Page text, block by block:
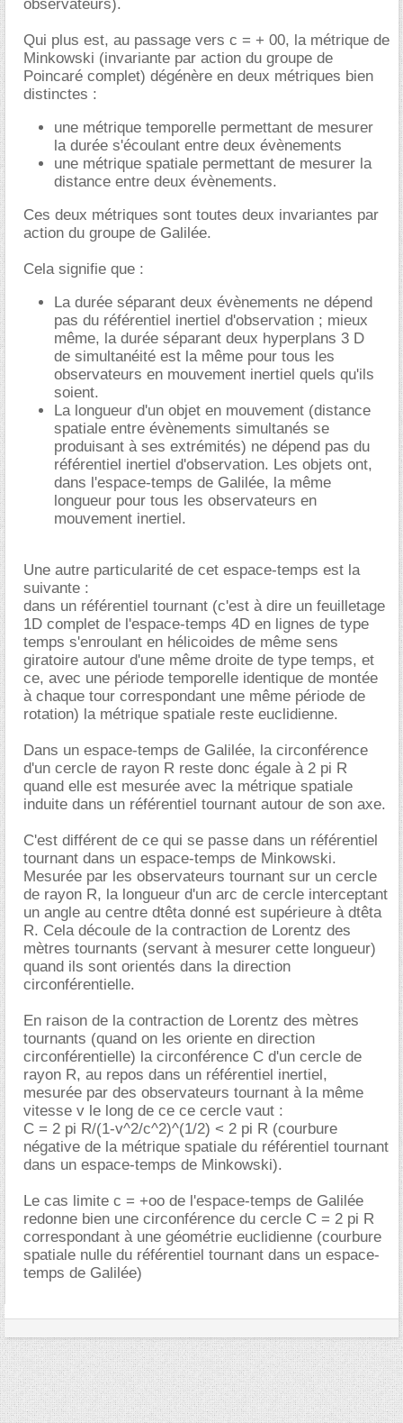
observateurs).
Qui plus est, au passage vers c = + 00, la métrique de
Minkowski (invariante par action du groupe de
Poincaré complet) dégénère en deux métriques bien
distinctes :
une métrique temporelle permettant de mesurer
la durée s'écoulant entre deux évènements
une métrique spatiale permettant de mesurer la
distance entre deux évènements.
Ces deux métriques sont toutes deux invariantes par
action du groupe de Galilée.
Cela signifie que :
La durée séparant deux évènements ne dépend
pas du référentiel inertiel d'observation ; mieux
même, la durée séparant deux hyperplans 3 D
de simultanéité est la même pour tous les
observateurs en mouvement inertiel quels qu'ils
soient.
La longueur d'un objet en mouvement (distance
spatiale entre évènements simultanés se
produisant à ses extrémités) ne dépend pas du
référentiel inertiel d'observation. Les objets ont,
dans l'espace-temps de Galilée, la même
longueur pour tous les observateurs en
mouvement inertiel.
Une autre particularité de cet espace-temps est la
suivante :
dans un référentiel tournant (c'est à dire un feuilletage
1D complet de l'espace-temps 4D en lignes de type
temps s'enroulant en hélicoides de même sens
giratoire autour d'une même droite de type temps, et
ce, avec une période temporelle identique de montée
à chaque tour correspondant une même période de
rotation) la métrique spatiale reste euclidienne.
Dans un espace-temps de Galilée, la circonférence
d'un cercle de rayon R reste donc égale à 2 pi R
quand elle est mesurée avec la métrique spatiale
induite dans un référentiel tournant autour de son axe.
C'est différent de ce qui se passe dans un référentiel
tournant dans un espace-temps de Minkowski.
Mesurée par les observateurs tournant sur un cercle
de rayon R, la longueur d'un arc de cercle interceptant
un angle au centre dtêta donné est supérieure à dtêta
R. Cela découle de la contraction de Lorentz des
mètres tournants (servant à mesurer cette longueur)
quand ils sont orientés dans la direction
circonférentielle.
En raison de la contraction de Lorentz des mètres
tournants (quand on les oriente en direction
circonférentielle) la circonférence C d'un cercle de
rayon R, au repos dans un référentiel inertiel,
mesurée par des observateurs tournant à la même
vitesse v le long de ce ce cercle vaut :
C = 2 pi R/(1-v^2/c^2)^(1/2) < 2 pi R (courbure
négative de la métrique spatiale du référentiel tournant
dans un espace-temps de Minkowski).
Le cas limite c = +oo de l'espace-temps de Galilée
redonne bien une circonférence du cercle C = 2 pi R
correspondant à une géométrie euclidienne (courbure
spatiale nulle du référentiel tournant dans un espace-
temps de Galilée)